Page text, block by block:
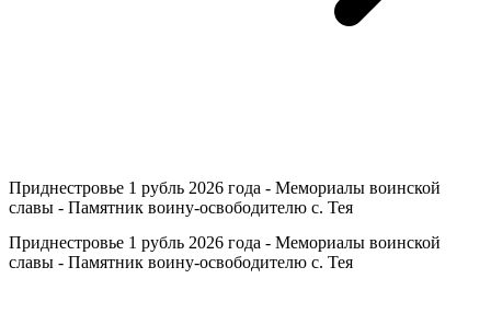
Приднестровье 1 рубль 2026 года - Мемориалы воинской
славы - Памятник воину-освободителю с. Тея
Приднестровье 1 рубль 2026 года - Мемориалы воинской
славы - Памятник воину-освободителю с. Тея